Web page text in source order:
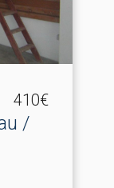
410€
/